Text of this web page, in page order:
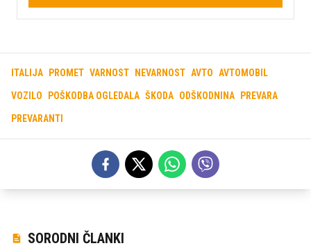
ITALIJA PROMET VARNOST NEVARNOST AVTO AVTOMOBIL
VOZILO POŠKODBA OGLEDALA ŠKODA ODŠKODNINA PREVARA
PREVARANTI
SORODNI ČLANKI